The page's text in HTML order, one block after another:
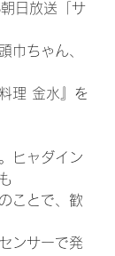
日放送「サ
巾ちゃん、
理 金水』を
ヒャダイン
ことで、歓
ンサーで発